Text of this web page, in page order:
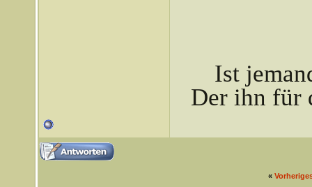
Ist
Der ihn für
«